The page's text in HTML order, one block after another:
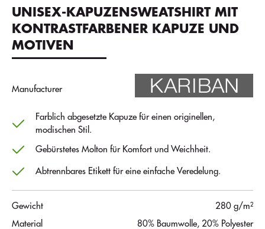
UNISEX-KAPUZENSWEATSHIRT MIT
KONTRASTFARBENER KAPUZE UND
MOTIVEN
Manufacturer
Farblich abgesetzte Kapuze für einen originellen,
modischen Stil.
Gebürstetes Molton für Komfort und Weichheit.
Abtrennbares Etikett für eine einfache Veredelung.
Gewicht
280 g/m²
Material
80% Baumwolle, 20% Polyester